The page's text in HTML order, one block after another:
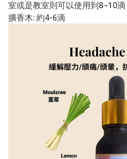
室或是教室則可以使用到8~10滴
擴香木: 約4-6滴